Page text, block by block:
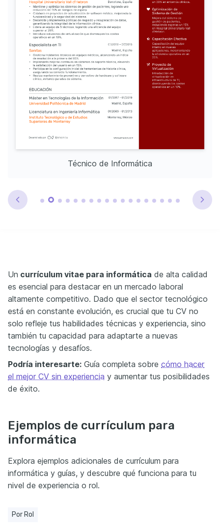
Técnico de Informática
Un currículum vitae para informática de alta calidad
es esencial para destacar en un mercado laboral
altamente competitivo. Dado que el sector tecnológico
está en constante evolución, es crucial que tu CV no
solo refleje tus habilidades técnicas y experiencia, sino
también tu capacidad para adaptarte a nuevas
tecnologías y desafíos.
Podría interesarte: Guía completa sobre cómo hacer
el mejor CV sin experiencia y aumentar tus posibilidades
de éxito.
Ejemplos de currículum para
informática
Explora ejemplos adicionales de currículum para
informática y guías, y descubre qué funciona para tu
nivel de experiencia o rol.
Por Rol